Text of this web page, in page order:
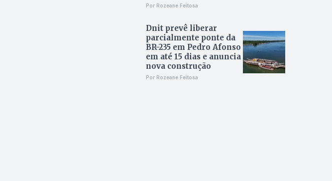
Por Rozeane Feitosa
Dnit prevê liberar
parcialmente ponte da
BR-235 em Pedro Afonso
em até 15 dias e anuncia
nova construção
Por Rozeane Feitosa